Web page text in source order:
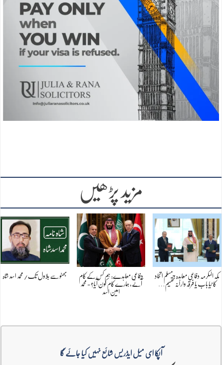
مزید پڑھیں
مکہ المکرمہ دفاعی معاہدہ : مسلم اتحاد
کا نیا باب یا فرقہ وارانہ تقسیم…
دفاعی معاہدے: ہم کس کے کام
آئے، ہمارے کام کون آیا؟- محمد
امین اسد
بھٹو سے بلاول تک/ محمد اسد شاہ
آپکا ای میل ایڈریس شائع نہیں کیا جائے گا